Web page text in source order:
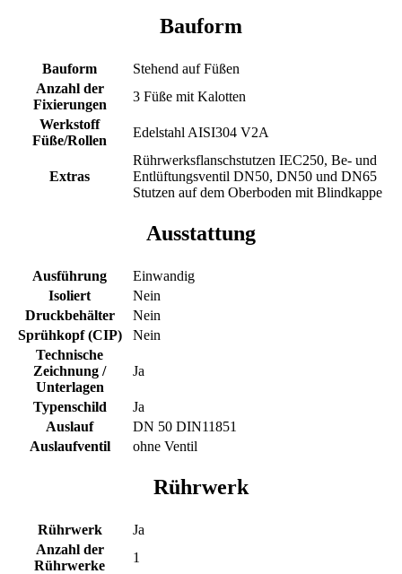
Bauform
Bauform
Stehend auf Füßen
Anzahl der
Fixierungen
3 Füße mit Kalotten
Werkstoff
Füße/Rollen
Edelstahl AISI304 V2A
Extras
Rührwerksflanschstutzen IEC250, Be- und
Entlüftungsventil DN50, DN50 und DN65
Stutzen auf dem Oberboden mit Blindkappe
Ausstattung
Ausführung
Einwandig
Isoliert
Nein
Druckbehälter
Nein
Sprühkopf (CIP)
Nein
Technische
Zeichnung /
Unterlagen
Ja
Typenschild
Ja
Auslauf
DN 50 DIN11851
Auslaufventil
ohne Ventil
Rührwerk
Rührwerk
Ja
Anzahl der
Rührwerke
1